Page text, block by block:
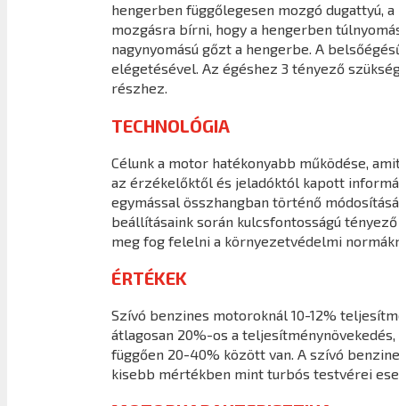
hengerben függőlegesen mozgó dugattyú,
mozgásra bírni, hogy a hengerben
nagynyomású gőzt a hengerbe. A
elégetésével. Az égéshez 3 tényező
részhez.
TECHNOLÓGIA
Célunk a motor hatékonyabb működése,
az érzékelőktől és jeladóktól kapott
egymással összhangban történő
beállításaink során kulcsfontosságú
meg fog felelni a környezetvédelmi
ÉRTÉKEK
Szívó benzines motoroknál 10-12%
átlagosan 20%-os a
függően 20-40% között van. A szívó
kisebb mértékben mint turbós testvérei